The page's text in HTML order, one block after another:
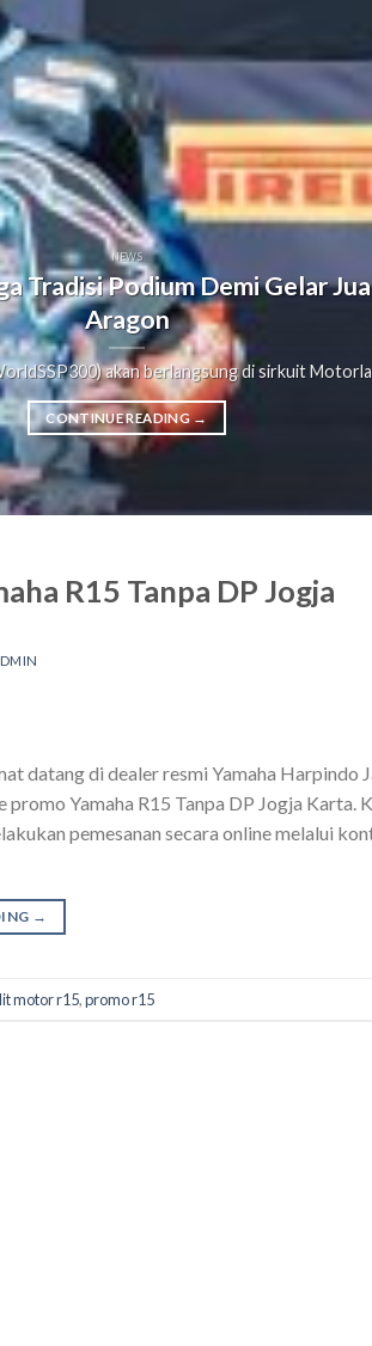
NEWS
Tradisi Podium Demi Gelar
Aragon
akan berlangsung di sirkuit
CONTINUE READING→
R15 Tanpa DP Jogja
datang di dealer resmi Yamaha Harpindo
Yamaha R15 Tanpa DP Jogja Karta.
pemesanan secara online melalui
→
motor r15,promo r15